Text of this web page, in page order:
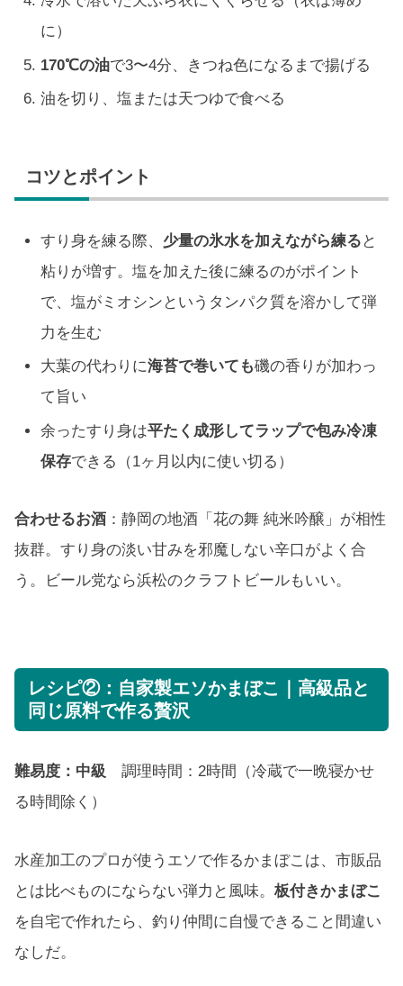
に）
170℃の油で3〜4分、きつね色になるまで揚げる
油を切り、塩または天つゆで食べる
コツとポイント
すり身を練る際、 少量の氷水を加えながら練る と
粘りが増す。塩を加えた後に練るのがポイント
で、塩がミオシンというタンパク質を溶かして弾
力を生む
大葉の代わりに海苔で巻いても磯の香りが加わっ
て旨い
余ったすり身は平たく成形してラップで包み冷凍
保存できる（1ヶ月以内に使い切る）
合わせるお酒 ：静岡の地酒「花の舞 純米吟醸」が相性
抜群。すり身の淡い甘みを邪魔しない辛口がよく合
う。ビール党なら浜松のクラフトビールもいい。
レシピ②：自家製エソかまぼこ｜高級品と
同じ原料で作る贅沢
難易度：中級
調理時間：2時間（冷蔵で一晩寝かせ
る時間除く）
水産加工のプロが使うエソで作るかまぼこは、市販品
とは比べものにならない弾力と風味。 板付きかまぼこ
を自宅で作れたら、釣り仲間に自慢できること間違い
なしだ。